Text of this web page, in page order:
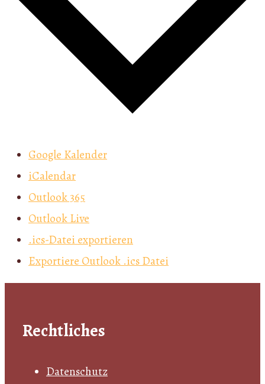
Google Kalender
iCalendar
Outlook 365
Outlook Live
.ics-Datei exportieren
Exportiere Outlook .ics Datei
Rechtliches
Datenschutz